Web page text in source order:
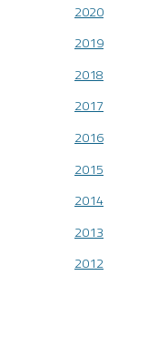
2020
2019
2018
2017
2016
2015
2014
2013
2012